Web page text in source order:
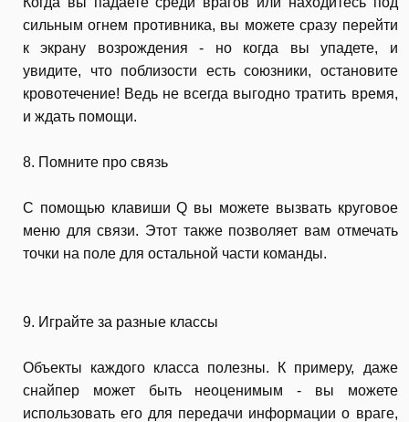
сильным огнем противника, вы можете сразу перейти
к экрану возрождения - но когда вы упадете, и
увидите, что поблизости есть союзники, остановите
кровотечение! Ведь не всегда выгодно тратить время,
и ждать помощи.
8. Помните про связь
С помощью клавиши Q вы можете вызвать круговое
меню для связи. Этот также позволяет вам отмечать
точки на поле для остальной части команды.
9. Играйте за разные классы
Объекты каждого класса полезны. К примеру, даже
снайпер может быть неоценимым - вы можете
использовать его для передачи информации о враге,